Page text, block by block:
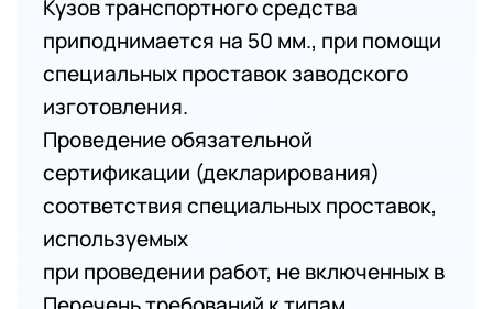
Кузов транспортного средства
приподнимается на 50 мм., при помощи
специальных проставок заводского
изготовления.
Проведение обязательной
сертификации (декларирования)
соответствия специальных проставок,
используемых
при проведении работ, не включенных в